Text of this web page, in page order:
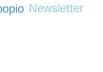
Newsletter